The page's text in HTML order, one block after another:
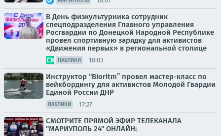
В День физкультурника сотрудник
спецподразделения Главного управления
Росгвардии по Донецкой Народной Республике
провел спортивную зарядку для активистов
«Движения первых» в региональной столице
ПАБЛИКИ 18:03
Инструктор “Bioritm” провел мастер-класс по
вейкбордингу для активистов Молодой Гвардии
Единой России ДНР
ПАБЛИКИ 17:27
СМОТРИТЕ ПРЯМОЙ ЭФИР ТЕЛЕКАНАЛА
"МАРИУПОЛЬ 24" ОНЛАЙН: